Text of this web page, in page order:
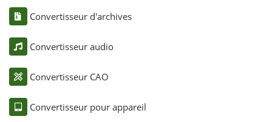
Convertisseur d'archives
Convertisseur audio
Convertisseur CAO
Convertisseur pour appareil